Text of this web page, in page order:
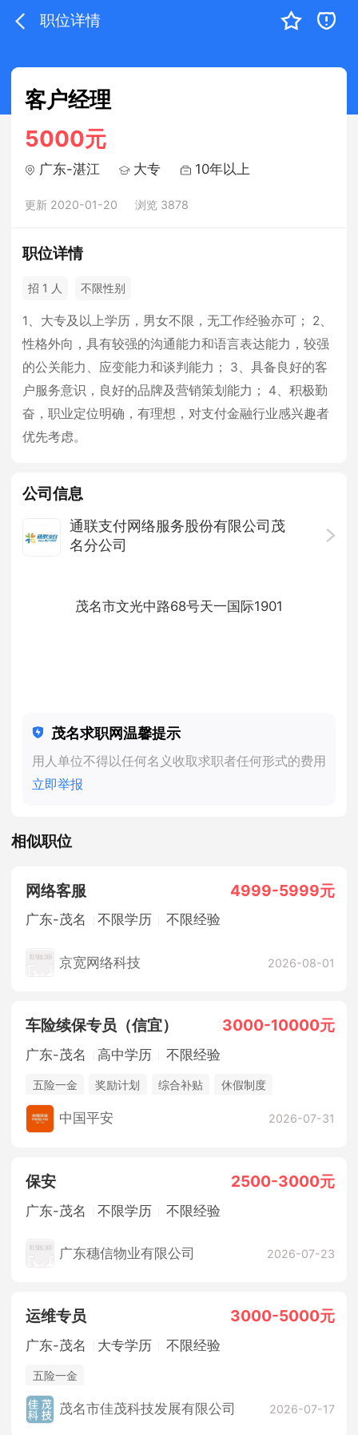
职位详情
客户经理
5000元
广东-湛江 大专 10年以上
更新 2020-01-20 浏览 3878
职位详情
招 1 人 不限性别
1、大专及以上学历，男女不限，无工作经验亦可； 2、
性格外向，具有较强的沟通能力和语言表达能力，较强
的公关能力、应变能力和谈判能力； 3、具备良好的客
户服务意识，良好的品牌及营销策划能力； 4、积极勤
奋，职业定位明确，有理想，对支付金融行业感兴趣者
优先考虑。
公司信息
通联支付网络服务股份有限公司茂
名分公司
茂名市文光中路68号天一国际1901
茂名求职网温馨提示
用人单位不得以任何名义收取求职者任何形式的费用
立即举报
相似职位
网络客服 4999-5999元
广东-茂名 不限学历 不限经验
京宽网络科技 2026-08-01
车险续保专员（信宜） 3000-10000元
广东-茂名 高中学历 不限经验
五险一金 奖励计划 综合补贴
休假制度
法定节假日
中国平安 2026-07-31
保安 2500-3000元
广东-茂名 不限学历 不限经验
广东穗信物业有限公司 2026-07-23
运维专员 3000-5000元
广东-茂名 大专学历 不限经验
五险一金
茂名市佳茂科技发展有限公司 2026-07-17